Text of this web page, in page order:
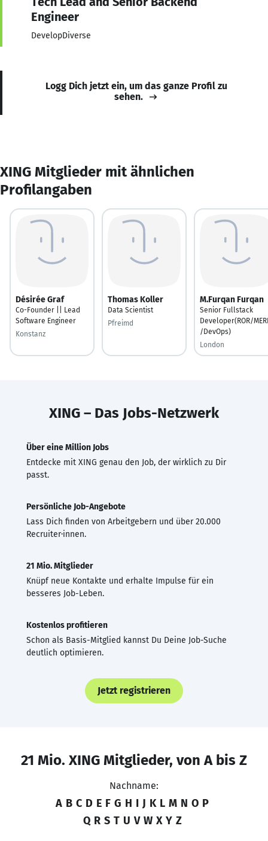
Engineer
DevelopDiverse
Logg Dich jetzt ein, um das ganze Profil zu
sehen.
XING Mitglieder mit ähnlichen
Profilangaben
Désirée Graf
Co-Founder || Lead
Software Engineer
Konstanz
Thomas Koller
Data Scientist
Pfreimd
M.Furqan Furqan
Senior Fullstack
Developer(ROR/
/DevOps)
London
XING – Das Jobs-Netzwerk
Über eine Million Jobs
Entdecke mit XING genau den Job, der wirklich zu Dir
passt.
Persönliche Job-Angebote
Lass Dich finden von Arbeitgebern und über 20.000
Recruiter·innen.
21 Mio. Mitglieder
Knüpf neue Kontakte und erhalte Impulse für ein
besseres Job-Leben.
Kostenlos profitieren
Schon als Basis-Mitglied kannst Du Deine Job-Suche
deutlich optimieren.
Jetzt registrieren
21 Mio. XING Mitglieder, von A bis Z
Nachname:
A B C D E F G H I J K L M N O P
Q R S T U V W X Y Z